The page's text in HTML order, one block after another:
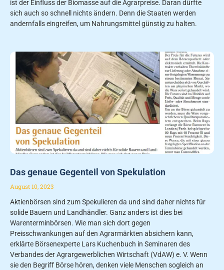
ist der Einfluss der Biomasse auf die Agrarpreise. Daran dürfte
sich auch so schnell nichts ändern. Denn die Staaten werden
andernfalls eingreifen, um Nahrungsmittel günstig zu halten.
Das genaue Gegenteil von Spekulation
August 10, 2023
Aktienbörsen sind zum Spekulieren da und sind daher nichts für
solide Bauern und Landhändler. Ganz anders ist dies bei
Warenterminbörsen. Wie man sich dort gegen
Preisschwankungen auf den Agrarmärkten absichern kann,
erklärte Börsenexperte Lars Kuchenbuch in Seminaren des
Verbandes der Agrargewerblichen Wirtschaft (VdAW) e. V. Wenn
sie den Begriff Börse hören, denken viele Menschen sogleich an